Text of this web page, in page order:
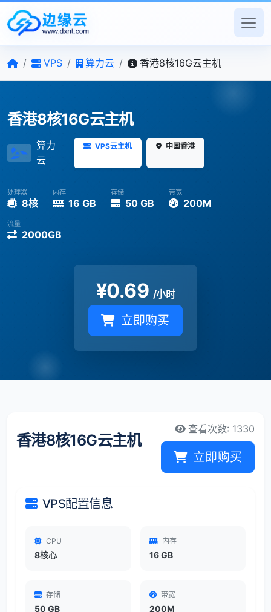
/ VPS / 算力云 / 香港8核16G云主机
香港8核16G云主机
算力
云
VPS云主机 中国香港
处理器
8核
内存
16 GB
存储
50 GB
带宽
200M
流量
2000GB
¥0.69 /小时
立即购买
香港8核16G云主机
查看次数: 1330
立即购买
VPS配置信息
CPU
8核心
内存
16 GB
存储
50 GB
带宽
200M